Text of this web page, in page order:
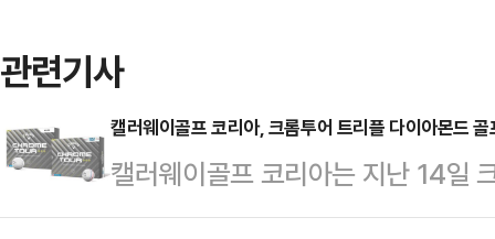
관련기사
캘러웨이골프 코리아, 크롬투어 트리플 다이아몬드 골
캘러웨이골프 코리아는 지난 14일
시에 이어 크롬투어 트리플 다이아